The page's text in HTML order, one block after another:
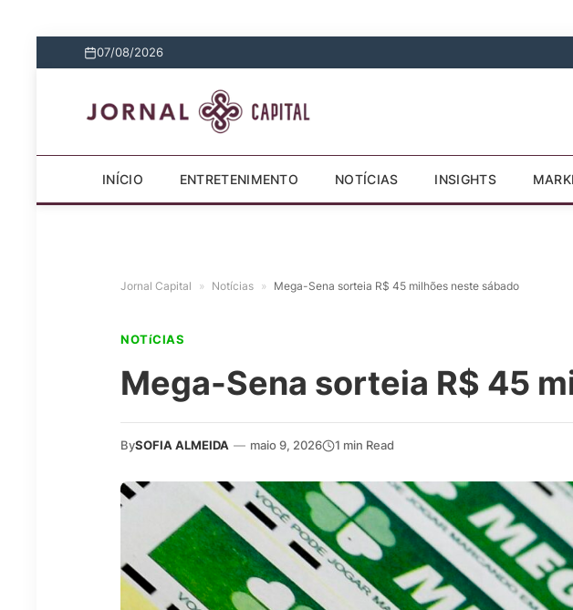
07/08/2026
INÍCIO ENTRETENIMENTO NOTÍCIAS INSIGHTS
Jornal Capital » Notícias » Mega-Sena sorteia R$ 45 milhões neste sábado
NOTíCIAS
Mega-Sena sorteia R$ 45
BySOFIA ALMEIDA — maio 9, 2026 1 min Read